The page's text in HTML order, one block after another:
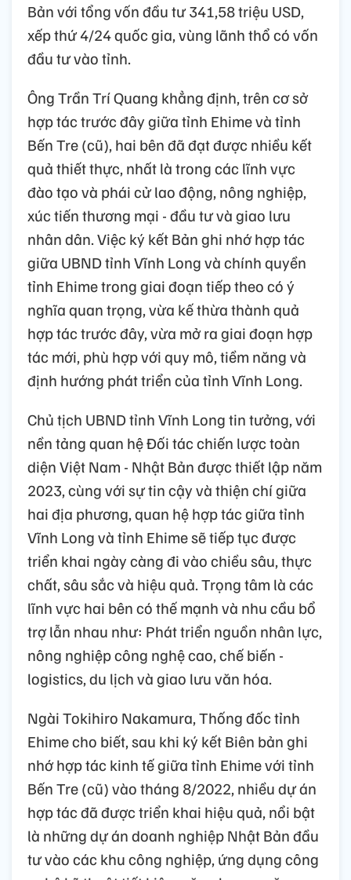
Bản với tổng vốn đầu tư 341,58 triệu USD,
xếp thứ 4/24 quốc gia, vùng lãnh thổ có vốn
đầu tư vào tỉnh.
Ông Trần Trí Quang khẳng định, trên cơ sở
hợp tác trước đây giữa tỉnh Ehime và tỉnh
Bến Tre (cũ), hai bên đã đạt được nhiều kết
quả thiết thực, nhất là trong các lĩnh vực
đào tạo và phái cử lao động, nông nghiệp,
xúc tiến thương mại - đầu tư và giao lưu
nhân dân. Việc ký kết Bản ghi nhớ hợp tác
giữa UBND tỉnh Vĩnh Long và chính quyền
tỉnh Ehime trong giai đoạn tiếp theo có ý
nghĩa quan trọng, vừa kế thừa thành quả
hợp tác trước đây, vừa mở ra giai đoạn hợp
tác mới, phù hợp với quy mô, tiềm năng và
định hướng phát triển của tỉnh Vĩnh Long.
Chủ tịch UBND tỉnh Vĩnh Long tin tưởng, với
nền tảng quan hệ Đối tác chiến lược toàn
diện Việt Nam - Nhật Bản được thiết lập năm
2023, cùng với sự tin cậy và thiện chí giữa
hai địa phương, quan hệ hợp tác giữa tỉnh
Vĩnh Long và tỉnh Ehime sẽ tiếp tục được
triển khai ngày càng đi vào chiều sâu, thực
chất, sâu sắc và hiệu quả. Trọng tâm là các
lĩnh vực hai bên có thế mạnh và nhu cầu bổ
trợ lẫn nhau như: Phát triển nguồn nhân lực,
nông nghiệp công nghệ cao, chế biến -
logistics, du lịch và giao lưu văn hóa.
Ngài Tokihiro Nakamura, Thống đốc tỉnh
Ehime cho biết, sau khi ký kết Biên bản ghi
nhớ hợp tác kinh tế giữa tỉnh Ehime với tỉnh
Bến Tre (cũ) vào tháng 8/2022, nhiều dự án
hợp tác đã được triển khai hiệu quả, nổi bật
là những dự án doanh nghiệp Nhật Bản đầu
tư vào các khu công nghiệp, ứng dụng công